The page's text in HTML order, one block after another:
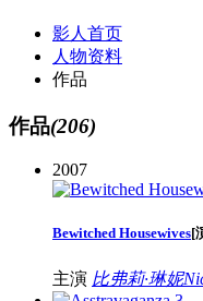
影人首页
人物资料
作品
作品(206)
2007
Bewitched Housewives[
主演 比弗莉·琳妮